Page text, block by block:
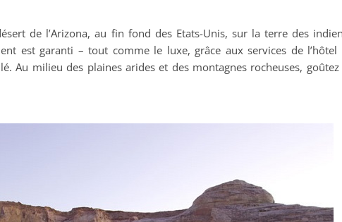
de l’Arizona, au fin fond des Etats-Unis, sur la terre des
est garanti – tout comme le luxe, grâce aux services de l’hôtel
Au milieu des plaines arides et des montagnes rocheuses, goûtez